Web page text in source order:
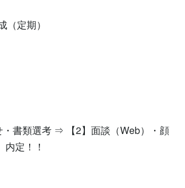
（定期）
・書類選考 ⇒ 【2】面談（Web）・顔
定！！